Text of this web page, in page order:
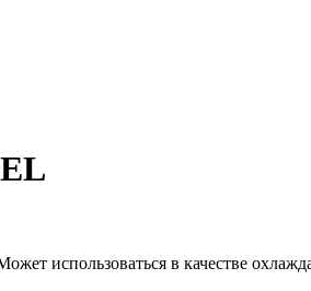
использоваться в качестве